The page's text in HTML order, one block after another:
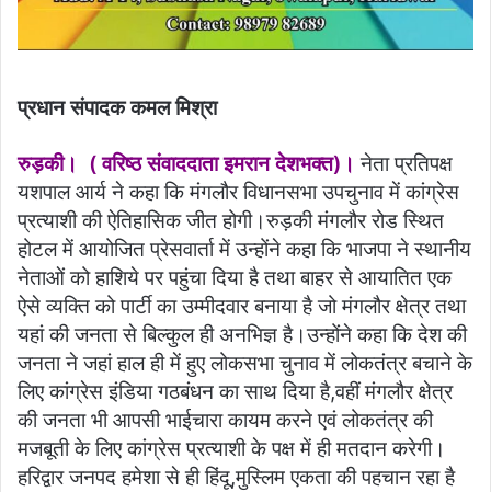
प्रधान संपादक कमल मिश्रा
रुड़की। ( वरिष्ठ संवाददाता इमरान देशभक्त)।नेता प्रतिपक्ष
यशपाल आर्य ने कहा कि मंगलौर विधानसभा उपचुनाव में कांग्रेस
प्रत्याशी की ऐतिहासिक जीत होगी।रुड़की मंगलौर रोड स्थित
होटल में आयोजित प्रेसवार्ता में उन्होंने कहा कि भाजपा ने स्थानीय
नेताओं को हाशिये पर पहुंचा दिया है तथा बाहर से आयातित एक
ऐसे व्यक्ति को पार्टी का उम्मीदवार बनाया है जो मंगलौर क्षेत्र तथा
यहां की जनता से बिल्कुल ही अनभिज्ञ है।उन्होंने कहा कि देश की
जनता ने जहां हाल ही में हुए लोकसभा चुनाव में लोकतंत्र बचाने के
लिए कांग्रेस इंडिया गठबंधन का साथ दिया है,वहीं मंगलौर क्षेत्र
की जनता भी आपसी भाईचारा कायम करने एवं लोकतंत्र की
मजबूती के लिए कांग्रेस प्रत्याशी के पक्ष में ही मतदान करेगी।
हरिद्वार जनपद हमेशा से ही हिंदू,मुस्लिम एकता की पहचान रहा है